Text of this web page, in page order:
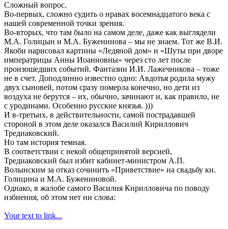
Сложный вопрос.
Во-первых, сложно судить о нравах восемнадцатого века с
нашей современной точки зрения.
Во-вторых, что там было на самом деле, даже как выглядели
М.А. Голицын и М.А. Буженинова – мы не знаем. Тот же В.И.
Якоби нарисовал картины «Ледяной дом» и «Шуты при дворе
императрицы Анны Иоанновны» через сто лет после
произошедших событий. Фантазии И.И. Лажечникова – тоже
не в счет. Доподлинно известно одно: Авдотья родила мужу
двух сыновей, потом сразу померла конечно, но дети из
воздуха не берутся – их, обычно, зачинают и, как правило, не
с уродинами. Особенно русские князья. )))
И в-третьих, в действительности, самой пострадавшей
стороной в этом деле оказался Василий Кириллович
Тредиаковский.
Но там история темная.
В соответствии с некой общепринятой версией,
Тредиаковский был избит кабинет-министром А.П.
Волынским за отказ сочинить «Приветствие» на свадьбу кн.
Голицина и М.А. Бужениновой.
Однако, в жалобе самого Василия Кирилловича по поводу
избиения, об этом нет ни слова:
Your text to link...